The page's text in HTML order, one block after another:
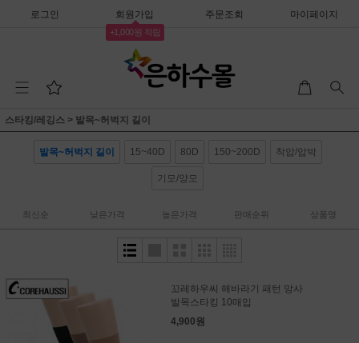
로그인 회원가입
+1,000원 적립
주문조회 마이페이지
스타킹/레깅스 > 발목~허벅지 길이
발목~허벅지 길이 15~40D 80D 150~200D 착압/압박
기모/양모
최신순 낮은가격 높은가격 판매순위 상품명
꼬레하우씨 해바라기 패턴 망사
발목스타킹 10매입
4,900원